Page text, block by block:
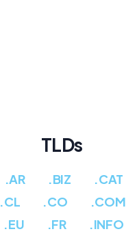
TLDs
.AR .BIZ .CAT
.CL .CO .COM
.EU .FR .INFO